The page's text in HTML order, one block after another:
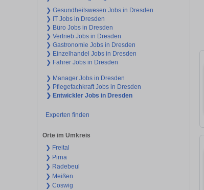
❯ Gesundheitswesen Jobs in Dresden
❯ IT Jobs in Dresden
❯ Büro Jobs in Dresden
❯ Vertrieb Jobs in Dresden
❯ Gastronomie Jobs in Dresden
❯ Einzelhandel Jobs in Dresden
❯ Fahrer Jobs in Dresden
❯ Manager Jobs in Dresden
❯ Pflegefachkraft Jobs in Dresden
❯ Entwickler Jobs in Dresden
Experten finden
Orte im Umkreis
❯ Freital
❯ Pirna
❯ Radebeul
❯ Meißen
❯ Coswig